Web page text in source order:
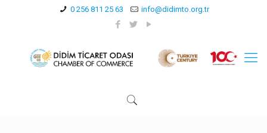
0 256 811 25 63 info@didimto.org.tr